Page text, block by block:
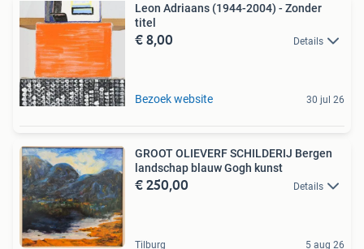
Leon Adriaans (1944-2004) - Zonder
titel
€ 8,00 Details
Bezoek website 30 jul 26
GROOT OLIEVERF SCHILDERIJ Bergen
landschap blauw Gogh kunst
€ 250,00 Details
Tilburg 5 aug 26